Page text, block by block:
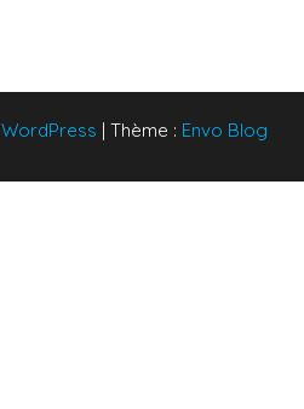
WordPress | Thème : Envo Blog